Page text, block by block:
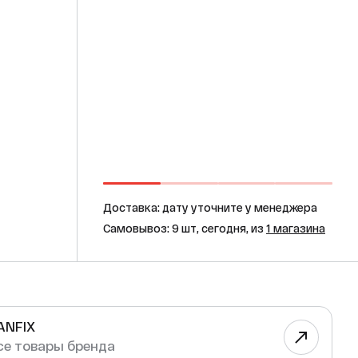
Доставка: дату уточните у менеджера
Самовывоз: 9 шт, сегодня, из 1 магазина
товары бренда